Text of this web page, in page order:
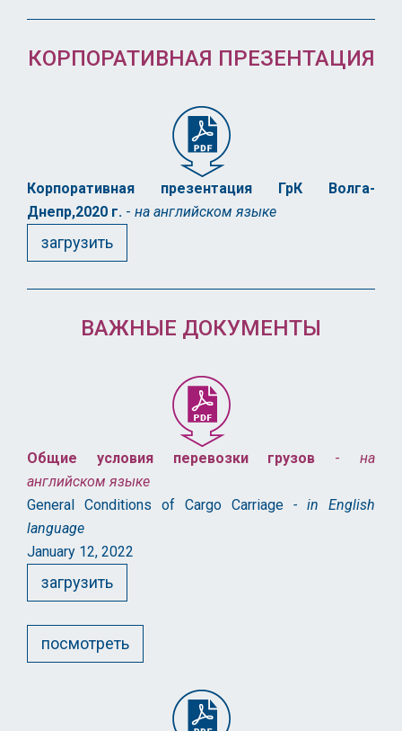
КОРПОРАТИВНАЯ ПРЕЗЕНТАЦИЯ
Корпоративная презентация ГрК Волга-
Днепр,2020 г. - на английском языке
загрузить
ВАЖНЫЕ ДОКУМЕНТЫ
Oбщие условия перевозки грузов -на
английском языке
General Conditions of Cargo Carriage - in English
language
January 12, 2022
загрузить
посмотреть